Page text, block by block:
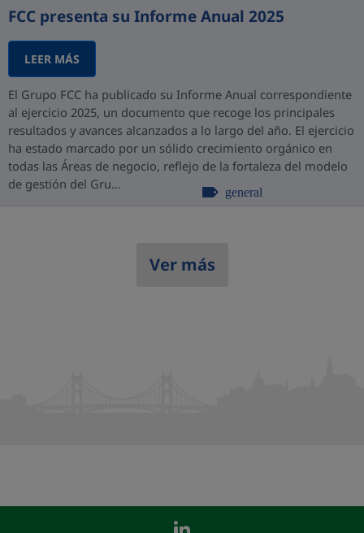
FCC presenta su Informe Anual 2025
LEER MÁS
El Grupo FCC ha publicado su Informe Anual correspondiente
al ejercicio 2025, un documento que recoge los principales
resultados y avances alcanzados a lo largo del año. El ejercicio
ha estado marcado por un sólido crecimiento orgánico en
todas las Áreas de negocio, reflejo de la fortaleza del modelo
de gestión del Gru...
general
Ver más